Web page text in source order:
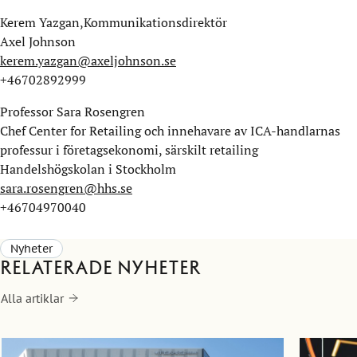
Kerem Yazgan,Kommunikationsdirektör
Axel Johnson
kerem.yazgan@axeljohnson.se
+46702892999
Professor Sara Rosengren
Chef Center for Retailing och innehavare av ICA-handlarnas
professur i företagsekonomi, särskilt retailing
Handelshögskolan i Stockholm
sara.rosengren@hhs.se
+46704970040
Nyheter
Relaterade nyheter
Alla artiklar